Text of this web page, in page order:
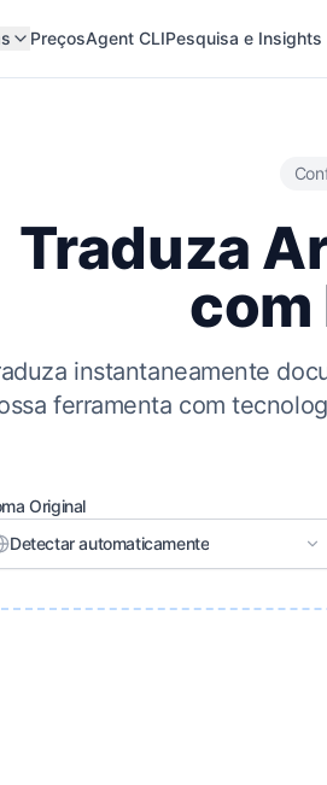
PreçosAgent CLIPesquisa e Insights
Traduza
com
instantaneamente
ferramenta com
Original
Detectar automaticamente